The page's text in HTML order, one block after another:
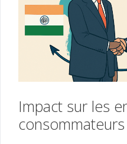
Impact sur les
consommateurs